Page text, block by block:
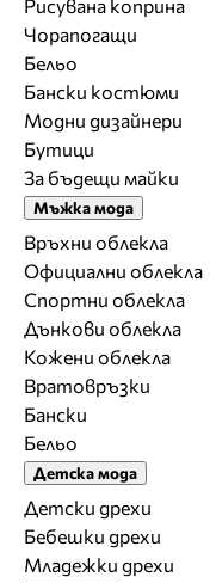
Рисувана коприна
Чорапогащи
Бельо
Бански костюми
Модни дизайнери
Бутици
За бъдещи майки
Мъжка мода
Връхни облекла
Официални облекла
Спортни облекла
Дънкови облекла
Кожени облекла
Вратовръзки
Бански
Бельо
Детска мода
Детски дрехи
Бебешки дрехи
Младежки дрехи